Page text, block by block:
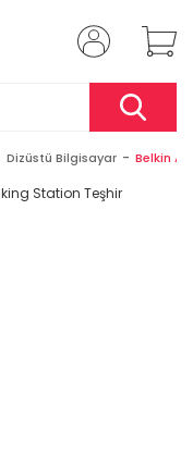
Dizüstü Bilgisayar Belkin